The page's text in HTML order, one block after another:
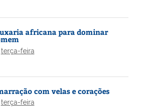
africana para dominar
terça-feira
com velas e corações
terça-feira